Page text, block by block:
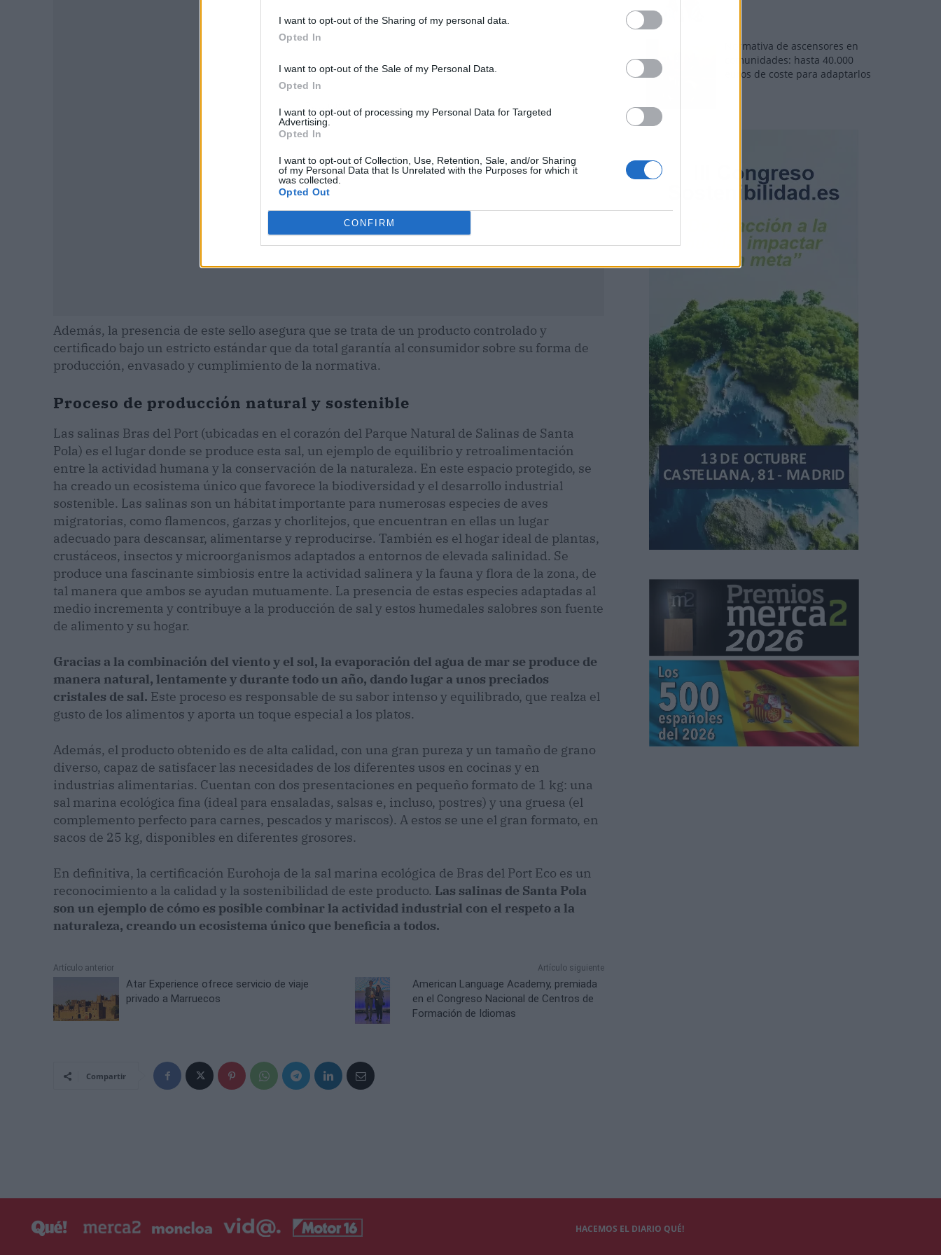
I want to opt-out of the Sharing of my personal data.
Opted In
I want to opt-out of the Sale of my Personal Data.
Opted In
I want to opt-out of processing my Personal Data for Targeted
Advertising.
Opted In
I want to opt-out of Collection, Use, Retention, Sale, and/or Sharing
of my Personal Data that Is Unrelated with the Purposes for which it
was collected.
Opted Out
CONFIRM
Además, la presencia de este sello asegura que se trata de un producto controlado y
certificado bajo un estricto estándar que da total garantía al consumidor sobre su forma de
producción, envasado y cumplimiento de la normativa.
Proceso de producción natural y sostenible
Las salinas Bras del Port (ubicadas en el corazón del Parque Natural de Salinas de Santa
Pola) es el lugar donde se produce esta sal, un ejemplo de equilibrio y retroalimentación
entre la actividad humana y la conservación de la naturaleza. En este espacio protegido, se
ha creado un ecosistema único que favorece la biodiversidad y el desarrollo industrial
sostenible. Las salinas son un hábitat importante para numerosas especies de aves
migratorias, como flamencos, garzas y chorlitejos, que encuentran en ellas un lugar
adecuado para descansar, alimentarse y reproducirse. También es el hogar ideal de plantas,
crustáceos, insectos y microorganismos adaptados a entornos de elevada salinidad. Se
produce una fascinante simbiosis entre la actividad salinera y la fauna y flora de la zona, de
tal manera que ambos se ayudan mutuamente. La presencia de estas especies adaptadas al
medio incrementa y contribuye a la producción de sal y estos humedales salobres son fuente
de alimento y su hogar.
Gracias a la combinación del viento y el sol, la evaporación del agua de mar se produce de
manera natural, lentamente y durante todo un año, dando lugar a unos preciados
cristales de sal. Este proceso es responsable de su sabor intenso y equilibrado, que realza el
gusto de los alimentos y aporta un toque especial a los platos.
Además, el producto obtenido es de alta calidad, con una gran pureza y un tamaño de grano
diverso, capaz de satisfacer las necesidades de los diferentes usos en cocinas y en
industrias alimentarias. Cuentan con dos presentaciones en pequeño formato de 1 kg: una
sal marina ecológica fina (ideal para ensaladas, salsas e, incluso, postres) y una gruesa (el
complemento perfecto para carnes, pescados y mariscos). A estos se une el gran formato, en
sacos de 25 kg, disponibles en diferentes grosores.
En definitiva, la certificación Eurohoja de la sal marina ecológica de Bras del Port Eco es un
reconocimiento a la calidad y la sostenibilidad de este producto. Las salinas de Santa Pola
son un ejemplo de cómo es posible combinar la actividad industrial con el respeto a la
naturaleza, creando un ecosistema único que beneficia a todos.
Artículo anterior
Atar Experience ofrece servicio de viaje
privado a Marruecos
Artículo siguiente
American Language Academy, premiada
en el Congreso Nacional de Centros de
Formación de Idiomas
Compartir
Normativa de ascensores en
comunidades: hasta 40.000
euros de coste para adaptarlos
HACEMOS EL DIARIO QUÉ!